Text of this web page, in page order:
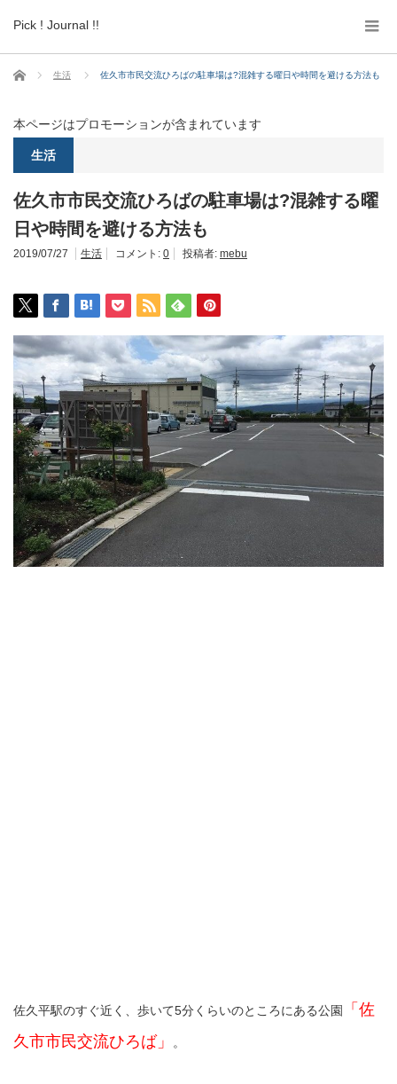
Pick ! Journal !!
ホーム 生活 佐久市市民交流ひろばの駐車場は?混雑する曜日や時間を避ける方法も
本ページはプロモーションが含まれています
生活
佐久市市民交流ひろばの駐車場は?混雑する曜
日や時間を避ける方法も
2019/07/27 生活 コメント: 0 投稿者: mebu
佐久平駅のすぐ近く、歩いて5分くらいのところにある公園
「佐
久市市民交流ひろば」
。